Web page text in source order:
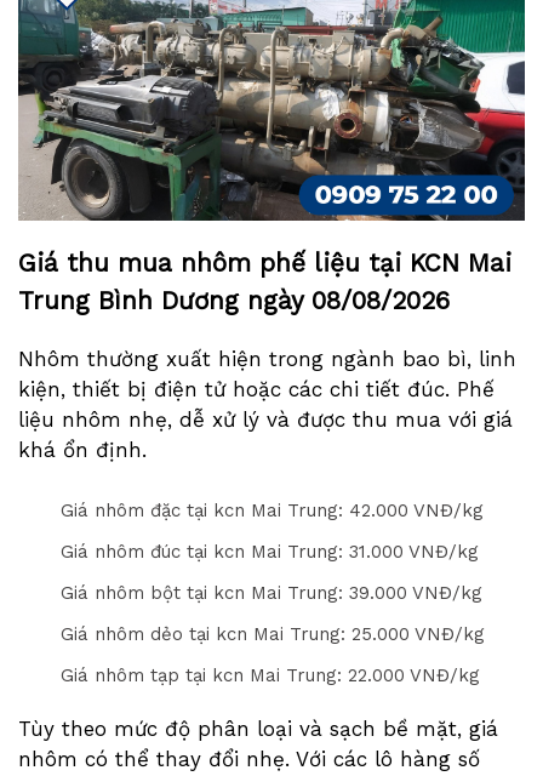
Giá thu mua nhôm phế liệu tại KCN Mai
Trung Bình Dương ngày 08/08/2026
Nhôm thường xuất hiện trong ngành bao bì, linh
kiện, thiết bị điện tử hoặc các chi tiết đúc. Phế
liệu nhôm nhẹ, dễ xử lý và được thu mua với giá
khá ổn định.
Giá nhôm đặc tại kcn Mai Trung: 42.000 VNĐ/kg
Giá nhôm đúc tại kcn Mai Trung: 31.000 VNĐ/kg
Giá nhôm bột tại kcn Mai Trung: 39.000 VNĐ/kg
Giá nhôm dẻo tại kcn Mai Trung: 25.000 VNĐ/kg
Giá nhôm tạp tại kcn Mai Trung: 22.000 VNĐ/kg
Tùy theo mức độ phân loại và sạch bề mặt, giá
nhôm có thể thay đổi nhẹ. Với các lô hàng số